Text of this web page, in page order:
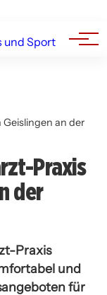
an der
Praxis
der
Praxis
und
für